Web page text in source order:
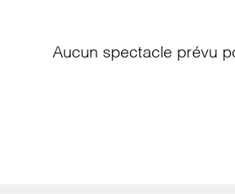
Aucun spectacle prévu